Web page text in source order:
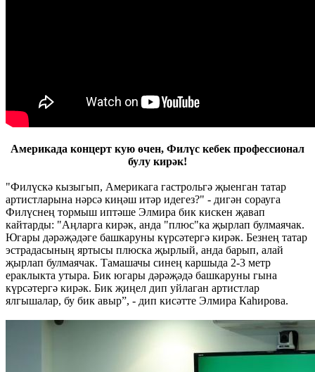
Америкада концерт кую өчен, Филүс кебек профессионал
булу кирәк!
"Филүскә кызыгып, Америкага гастрольгә җыенган татар
артистларына нәрсә киңәш итәр идегез?" - дигән сорауга
Филүснең тормыш иптәше Элмира бик кискен җавап
кайтарды: "Аңларга кирәк, анда "плюс"ка җырлап булмаячак.
Югары дәрәҗәдәге башкаруны күрсәтергә кирәк. Безнең татар
эстрадасының яртысы плюска җырлый, анда барып, алай
җырлап булмаячак. Тамашачы синең каршыда 2-3 метр
ераклыкта утыра. Бик югары дәрәҗәдә башкаруны гына
күрсәтергә кирәк. Бик җиңел дип уйлаган артистлар
ялгышалар, бу бик авыр”, - дип кисәтте Элмира Каһирова.